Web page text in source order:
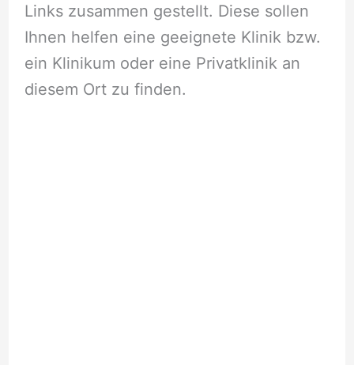
Links zusammen gestellt. Diese sollen
Ihnen helfen eine geeignete Klinik bzw.
ein Klinikum oder eine Privatklinik an
diesem Ort zu finden.